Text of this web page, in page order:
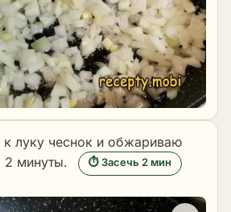
луку чеснок и обжариваю
2 минуты.
⏱ Засечь 2 мин